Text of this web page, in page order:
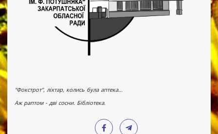
"Фокстрот", ліхтар, колись була аптека...
Аж раптом - дві сосни. Бібліотека.